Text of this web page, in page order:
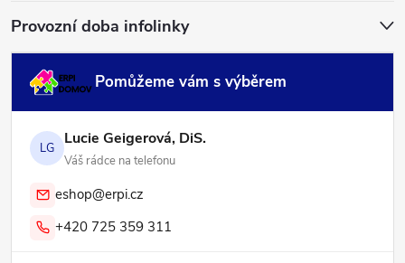
Provozní doba infolinky
Pomůžeme vám s výběrem
LG Lucie Geigerová, DiS.
Váš rádce na telefonu
eshop@erpi.cz
+420 725 359 311